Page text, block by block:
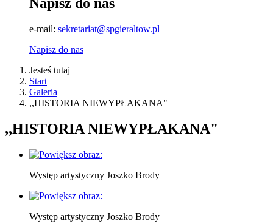
e-mail: sekretariat@spgieraltow.pl
Napisz do nas
Jesteś tutaj
Start
Galeria
,,HISTORIA NIEWYPŁAKANA"
,,HISTORIA NIEWYPŁAKANA"
Występ artystyczny Joszko Brody
Występ artystyczny Joszko Brody